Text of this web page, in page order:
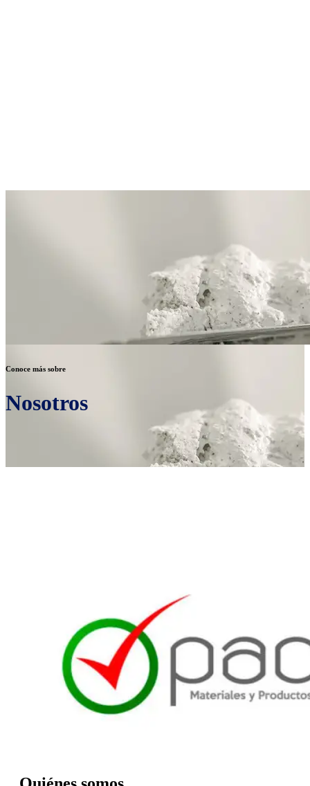
Conoce más sobre
Nosotros